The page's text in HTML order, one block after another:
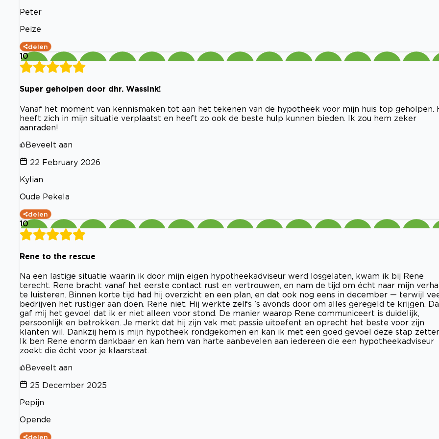
Peter
Peize
delen
10
Super geholpen door dhr. Wassink!
Vanaf het moment van kennismaken tot aan het tekenen van de hypotheek voor mijn huis top geholpen.
heeft zich in mijn situatie verplaatst en heeft zo ook de beste hulp kunnen bieden. Ik zou hem zeker
aanraden!
Beveelt aan
22 February 2026
Kylian
Oude Pekela
delen
10
Rene to the rescue
Na een lastige situatie waarin ik door mijn eigen hypotheekadviseur werd losgelaten, kwam ik bij Rene
terecht. Rene bracht vanaf het eerste contact rust en vertrouwen, en nam de tijd om écht naar mijn
te luisteren. Binnen korte tijd had hij overzicht en een plan, en dat ook nog eens in december — terwijl
bedrijven het rustiger aan doen. Rene niet. Hij werkte zelfs ’s avonds door om alles geregeld te krijgen.
gaf mij het gevoel dat ik er niet alleen voor stond. De manier waarop Rene communiceert is duidelijk,
persoonlijk en betrokken. Je merkt dat hij zijn vak met passie uitoefent en oprecht het beste voor zijn
klanten wil. Dankzij hem is mijn hypotheek rondgekomen en kan ik met een goed gevoel deze stap
Ik ben Rene enorm dankbaar en kan hem van harte aanbevelen aan iedereen die een hypotheekadviseur
zoekt die écht voor je klaarstaat.
Beveelt aan
25 December 2025
Pepijn
Opende
delen